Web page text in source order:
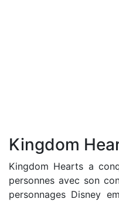
Kingdom
Kingdom Hearts a
personnes avec son
personnages Disney